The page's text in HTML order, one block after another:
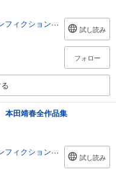
ィクション・ドキュメンタリー
試し読み
フォロー
本田靖春全作品集
ィクション・ドキュメンタリー
試し読み